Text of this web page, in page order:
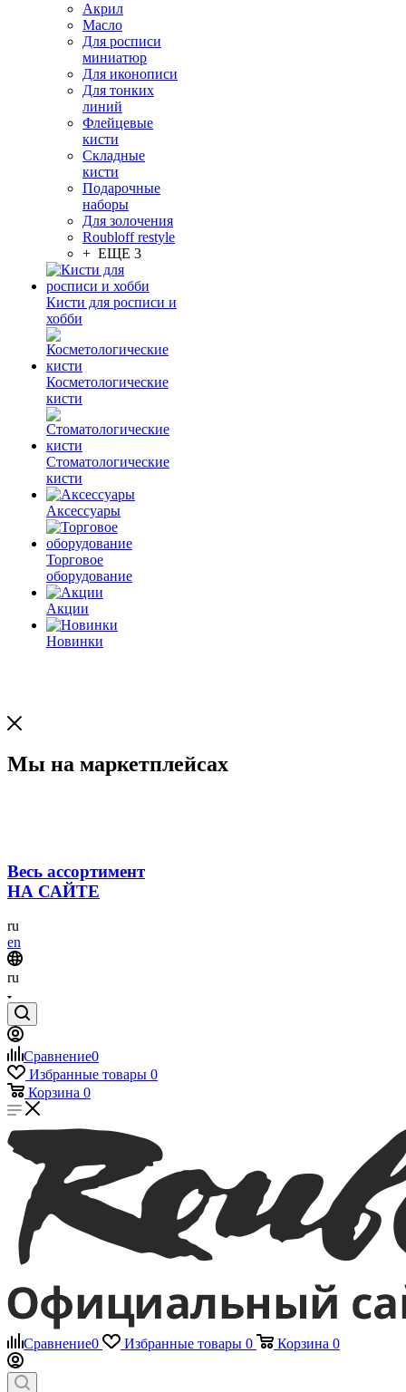
Акрил
Масло
Для росписи
миниатюр
Для иконописи
Для тонких
линий
Флейцевые
кисти
Складные
кисти
Подарочные
наборы
Для золочения
Roubloff restyle
+ ЕЩЕ 3
Кисти для росписи и
хобби
Косметологические
кисти
Стоматологические
кисти
Аксессуары
Торговое
оборудование
Акции
Новинки
Мы на маркетплейсах
Весь ассортимент
НА САЙТЕ
ru
en
ru
Сравнение0
Избранные товары 0
Корзина 0
Сравнение0 Избранные товары 0 Корзина 0